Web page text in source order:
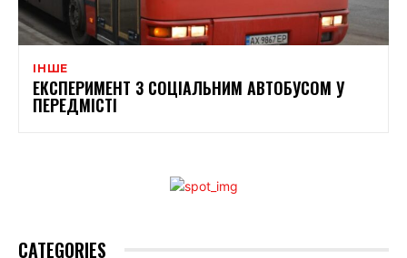
ІНШЕ
ЕКСПЕРИМЕНТ З СОЦІАЛЬНИМ АВТОБУСОМ У
ПЕРЕДМІСТІ
CATEGORIES